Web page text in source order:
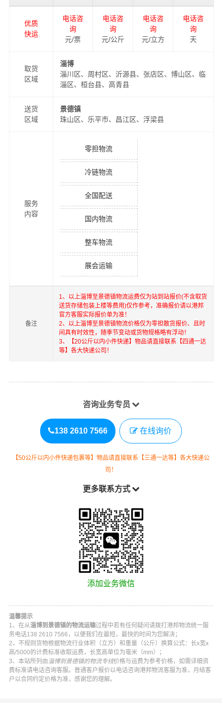
优质
快运
电话咨
询
元/票
电话咨
询
元/公斤
电话咨
询
元/立方
电话咨
询
天
取货
区域
淄博
淄川区、周村区、沂源县、张店区、博山区、临
淄区、桓台县、高青县
送货
区域
景德镇
珠山区、乐平市、昌江区、浮梁县
服务
内容
零担物流
冷链物流
全国配送
国内物流
整车物流
展会运输
备注
1、以上淄博至景德镇物流运费仅为站到站报价(不含取货
送货存储包装上楼等费用)仅作参考，准确报价请以港邦
官方客服实际报价单为准！
2、以上淄博至景德镇物流价格仅为零担散货报价、且时
间具有时效性，随季节变动或货物规格略有浮动！
3、【20公斤以内小件快递】物品请直接联系【四通一达
等】各大快递公司！
咨询业务专员
138 2610 7566 在线询价
【50公斤以内小件快递包裹等】物品请直接联系【三通一达等】各大快递公
司！
更多联系方式
添加业务微信
温馨提示
1、在从淄博到景德镇的物流运输过程中若有任何疑问请拨打 港邦物流统一服
务电话138 2610 7566 ，以便我们在最短，最快的时间为您解决；
2、不规则货物根据物流行业体积（立方）和重量（公斤）换算公式：长x宽x
高/5000的计费标准收取运费，长宽高单位为毫米（mm）；
3、本站所列由淄博到景德镇的物流专线价格与运费为参考价格，如需详细资
费标准请电话咨询客服。普通客户报价以电话咨询港邦物流客服为准，月结客
户以合同约定价格为准，感谢您的理解。